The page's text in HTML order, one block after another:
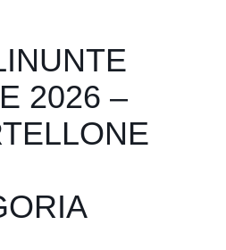
2026 –